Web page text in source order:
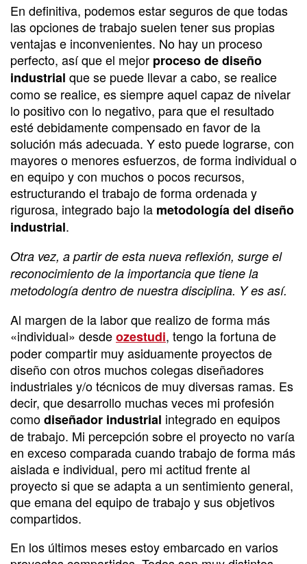
En definitiva, podemos estar seguros de que todas
las opciones de trabajo suelen tener sus propias
ventajas e inconvenientes. No hay un proceso
perfecto, así que el mejor proceso de diseño
industrial que se puede llevar a cabo, se realice
como se realice, es siempre aquel capaz de nivelar
lo positivo con lo negativo, para que el resultado
esté debidamente compensado en favor de la
solución más adecuada. Y esto puede lograrse, con
mayores o menores esfuerzos, de forma individual o
en equipo y con muchos o pocos recursos,
estructurando el trabajo de forma ordenada y
rigurosa, integrado bajo la metodología del diseño
industrial.
Otra vez, a partir de esta nueva reflexión, surge el
reconocimiento de la importancia que tiene la
metodología dentro de nuestra disciplina. Y es así.
Al margen de la labor que realizo de forma más
«individual» desdeozestudi, tengo la fortuna de
poder compartir muy asiduamente proyectos de
diseño con otros muchos colegas diseñadores
industriales y/o técnicos de muy diversas ramas. Es
decir, que desarrollo muchas veces mi profesión
comodiseñador industrial integrado en equipos
de trabajo. Mi percepción sobre el proyecto no varía
en exceso comparada cuando trabajo de forma más
aislada e individual, pero mi actitud frente al
proyecto si que se adapta a un sentimiento general,
que emana del equipo de trabajo y sus objetivos
compartidos.
En los últimos meses estoy embarcado en varios